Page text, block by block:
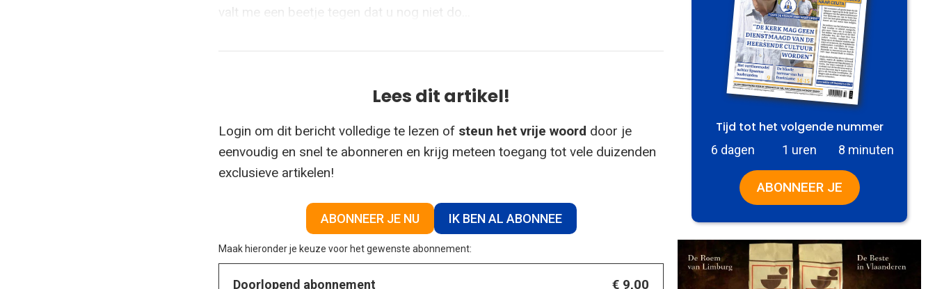
valt me een beetje tegen dat u nog niet do...
Lees dit artikel!
Login om dit bericht volledige te lezen of steun het vrije woord door je
eenvoudig en snel te abonneren en krijg meteen toegang tot vele duizenden
exclusieve artikelen!
ABONNEER JE NU IK BEN AL ABONNEE
Maak hieronder je keuze voor het gewenste abonnement:
Doorlopend abonnement € 9,00
Tijd tot het volgende nummer
6 dagen 1 uren 8 minuten
ABONNEER JE